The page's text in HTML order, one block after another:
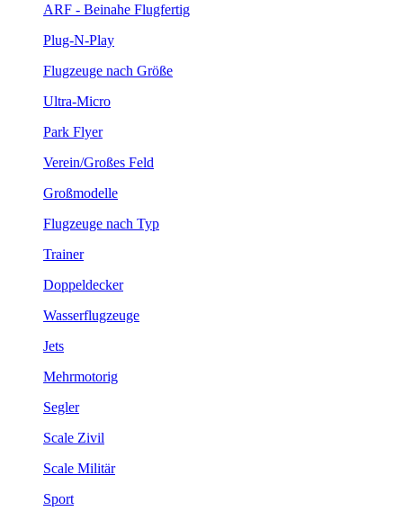
ARF - Beinahe Flugfertig
Plug-N-Play
Flugzeuge nach Größe
Ultra-Micro
Park Flyer
Verein/Großes Feld
Großmodelle
Flugzeuge nach Typ
Trainer
Doppeldecker
Wasserflugzeuge
Jets
Mehrmotorig
Segler
Scale Zivil
Scale Militär
Sport